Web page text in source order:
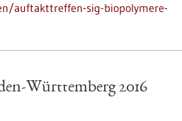
auftakttreffen-sig-biopolymere-
Württemberg 2016